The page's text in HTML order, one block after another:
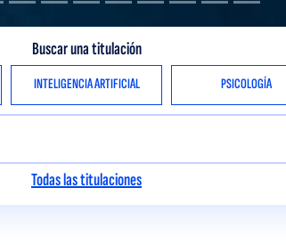
Buscar una titulación
INTELIGENCIA ARTIFICIAL PSICOLOGÍA
Todas las titulaciones